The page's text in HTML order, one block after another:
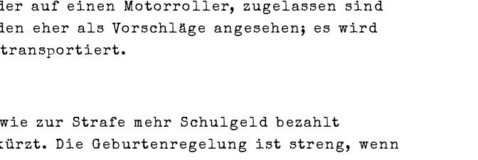
auf einen Motorroller, zugelassen sind
eher als Vorschläge angesehen; es wird
transportiert.
zur Strafe mehr Schulgeld bezahlt
Die Geburtenregelung ist streng, wenn